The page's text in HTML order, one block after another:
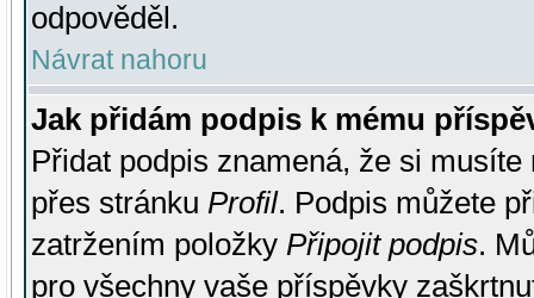
odpověděl.
Návrat nahoru
Jak přidám podpis k mému
Přidat podpis znamená, že si
přes stránku Profil. Podpis můžete
zatržením položky Připojit podpis.
pro všechny vaše příspěvky